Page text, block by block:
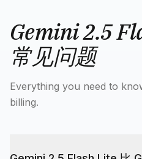
Gemini 2.5
常见问题
Everything you need to
billing.